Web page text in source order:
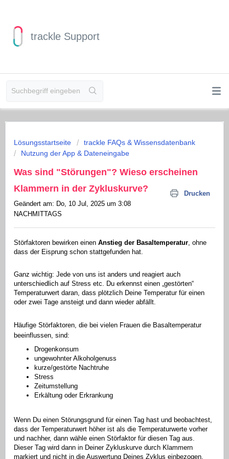
trackle Support
Lösungsstartseite
trackle FAQs & Wissensdatenbank
Nutzung der App & Dateneingabe
Was sind "Störungen"? Wieso erscheinen
Klammern in der Zykluskurve?
Drucken
Geändert am: Do, 10 Jul, 2025 um 3:08
NACHMITTAGS
Störfaktoren bewirken einen Anstieg der Basaltemperatur, ohne
dass der Eisprung schon stattgefunden hat.
Ganz wichtig: Jede von uns ist anders und reagiert auch
unterschiedlich auf Stress etc. Du erkennst einen „gestörten“
Temperaturwert daran, dass plötzlich Deine Temperatur für einen
oder zwei Tage ansteigt und dann wieder abfällt.
Häufige Störfaktoren, die bei vielen Frauen die Basaltemperatur
beeinflussen, sind:
Drogenkonsum
ungewohnter Alkoholgenuss
kurze/gestörte Nachtruhe
Stress
Zeitumstellung
Erkältung oder Erkrankung
Wenn Du einen Störungsgrund für einen Tag hast und beobachtest,
dass der Temperaturwert höher ist als die Temperaturwerte vorher
und nachher, dann wähle einen Störfaktor für diesen Tag aus.
Dieser Tag wird dann in Deiner Zykluskurve durch Klammern
markiert und nicht in die Auswertung Deines Zyklus einbezogen.